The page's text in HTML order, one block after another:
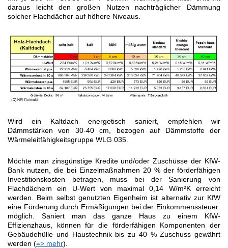
daraus leicht den großen Nutzen nachträglicher Dämmung
solcher Flachdächer auf höhere Niveaus.
Wird ein Kaltdach energetisch saniert, empfehlen wir
Dämmstärken von 30-40 cm, bezogen auf Dämmstoffe der
Wärmeleitfähigkeitsgruppe WLG 035.
Möchte man zinsgünstige Kredite und/oder Zuschüsse der KfW-
Bank nutzen, die bei Einzelmaßnahmen 20 % der förderfähigen
Investitionskosten betragen, muss bei der Sanierung von
Flachdächern ein U-Wert von maximal 0,14 W/m²K erreicht
werden. Beim selbst genutzten Eigenheim ist alternativ zur KfW
eine Förderung durch Ermäßigungen bei der Einkommenssteuer
möglich. Saniert man das ganze Haus zu einem KfW-
Effizienzhaus, können für die förderfähigen Komponenten der
Gebäudehülle und Haustechnik bis zu 40 % Zuschuss gewährt
werden (=> mehr).